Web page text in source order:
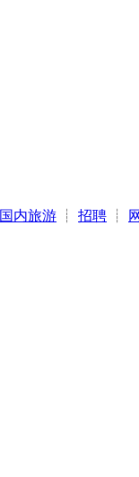
国内旅游 ┊ 招聘 ┊